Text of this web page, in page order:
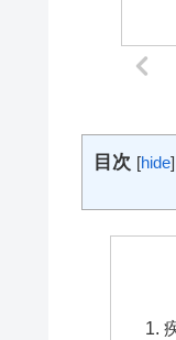
目次 [hide]